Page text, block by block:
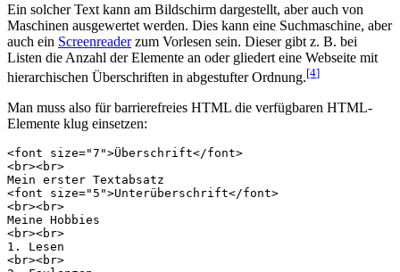
Ein solcher Text kann am Bildschirm dargestellt, aber auch von
Maschinen ausgewertet werden. Dies kann eine Suchmaschine, aber
auch ein Screenreaderzum Vorlesen sein. Dieser gibt z. B. bei
Listen die Anzahl der Elemente an oder gliedert eine Webseite mit
hierarchischen Überschriften in abgestufter Ordnung.[4]
Man muss also für barrierefreies HTML die verfügbaren HTML-
Elemente klug einsetzen:
<font size="7">Überschrift</font>
<br><br>
<font size="5">Unterüberschrift</font>
<br><br>
<br><br>
<br><br>